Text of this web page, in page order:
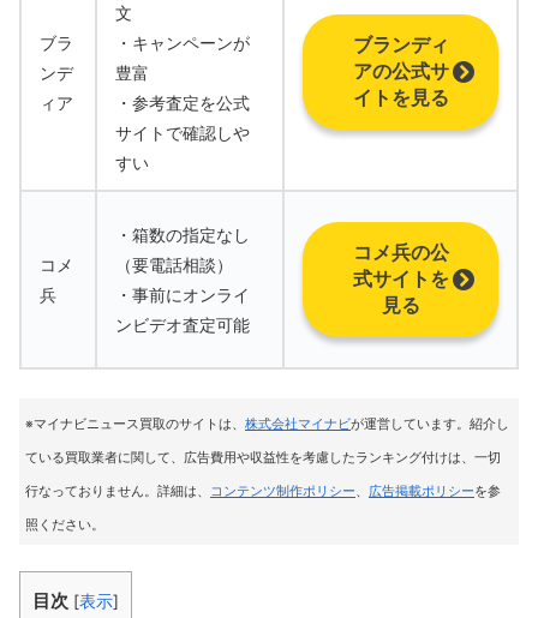
ブラ
ンデ
ィア
文
・キャンペーンが
豊富
・参考査定を公式
サイトで確認しや
すい
ブランディ
アの公式サ
イトを見る
コメ
兵
・箱数の指定なし
（要電話相談）
・事前にオンライ
ンビデオ査定可能
コメ兵の公
式サイトを
見る
※マイナビニュース買取のサイトは 株式会社マイナビが運営しています。紹介し
ている買取業者に関して、広告費用や収益性を考慮したランキング付けは、一切
行なっておりません。詳細は、 コンテンツ制作ポリシー 広告掲載ポリシーを参
照ください。
目次 [表示]